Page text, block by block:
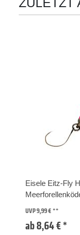
ZULETZT
Eisele Eitz-Fly
UVP 9,99 €
ab 8,64 € *